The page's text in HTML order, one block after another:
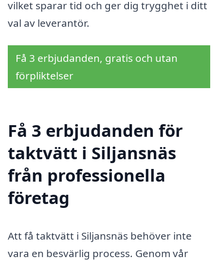
vilket sparar tid och ger dig trygghet i ditt
val av leverantör.
Få 3 erbjudanden, gratis och utan
förpliktelser
Få 3 erbjudanden för
taktvätt i Siljansnäs
från professionella
företag
Att få taktvätt i Siljansnäs behöver inte
vara en besvärlig process. Genom vår